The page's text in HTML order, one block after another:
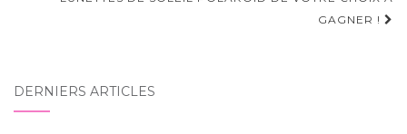
GAGNER !
DERNIERS ARTICLES